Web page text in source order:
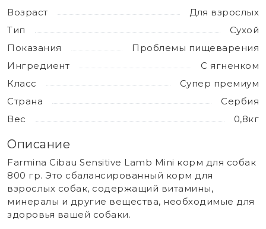
Возраст
Для взрослых
Тип
Сухой
Показания
Проблемы пищеварения
Ингредиент
С ягненком
Класс
Супер премиум
Страна
Сербия
Вес
0,8кг
Описание
Farmina Cibau Sensitive Lamb Mini корм для собак
800 гр. Это сбалансированный корм для
взрослых собак, содержащий витамины,
минералы и другие вещества, необходимые для
здоровья вашей собаки.